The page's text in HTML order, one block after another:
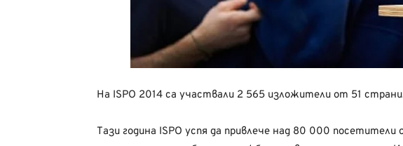
На ISPO 2014 са участвали 2 565 изложители от 51
Тази година ISPO успя да привлече над 80 000